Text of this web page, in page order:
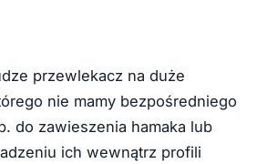
przewlekacz na duże
nie mamy bezpośredniego
do zawieszenia hamaka lub
ich wewnątrz profili